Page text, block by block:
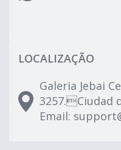
LOCALIZAÇÃO
Galeria Jebai
3257.Ciudad
Email: